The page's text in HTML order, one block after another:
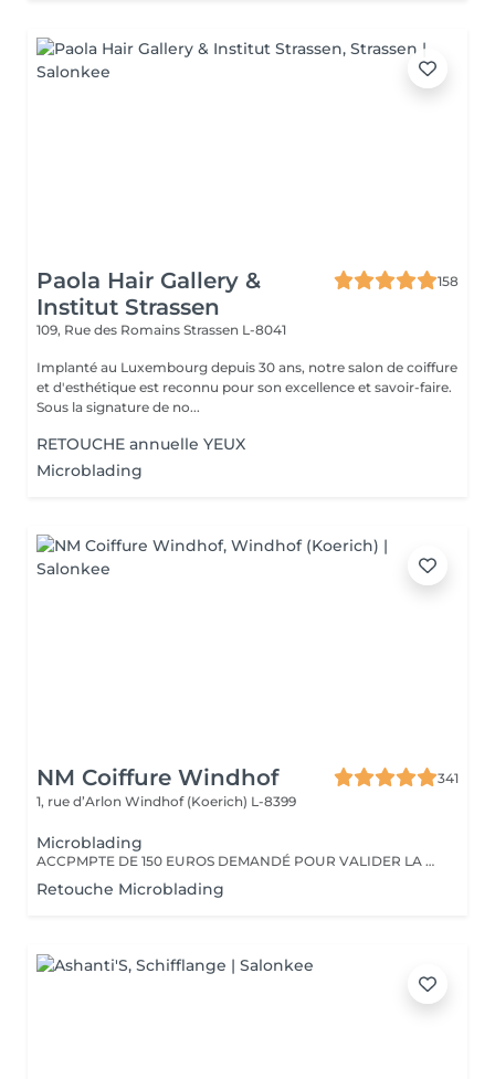
Paola Hair Gallery &
Institut Strassen
158
109, Rue des Romains Strassen L-8041
Implanté au Luxembourg depuis 30 ans, notre salon de coiffure
et d'esthétique est reconnu pour son excellence et savoir-faire.
Sous la signature de no...
RETOUCHE annuelle YEUX
Microblading
NM Coiffure Windhof
341
1, rue d’Arlon Windhof (Koerich) L-8399
Microblading
ACCPMPTE DE 150 EUROS DEMANDÉ POUR VALIDER LA PRESTATION. EN CAS D'ANNULATION, MERCI D'APPELER L'INSTITUT AU MOINS 48H À L'AVANCE.
Retouche Microblading